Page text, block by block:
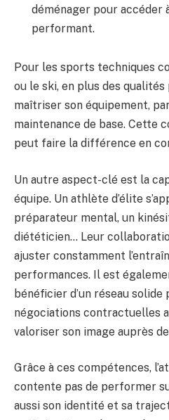
déménager pour accéder
performant.
Pour les sports techniques
ou le ski, en plus des qualités
maîtriser son équipement,
maintenance de base. Cette
peut faire la différence en
Un autre aspect-clé est la
équipe. Un athlète d’élite
préparateur mental, un
diététicien… Leur
ajuster constamment
performances. Il est
bénéficier d’un réseau
négociations contractuelles
valoriser son image auprès
Grâce à ces compétences,
contente pas de performer
aussi son identité et sa